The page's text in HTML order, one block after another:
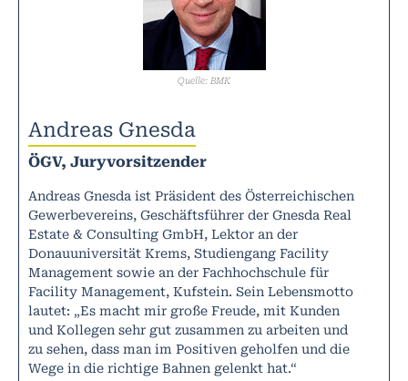
Quelle: BMK
Andreas Gnesda
ÖGV, Juryvorsitzender
Andreas Gnesda ist Präsident des Österreichischen
Gewerbevereins, Geschäftsführer der Gnesda Real
Estate & Consulting GmbH, Lektor an der
Donauuniversität Krems, Studiengang Facility
Management sowie an der Fachhochschule für
Facility Management, Kufstein. Sein Lebensmotto
lautet: „Es macht mir große Freude, mit Kunden
und Kollegen sehr gut zusammen zu arbeiten und
zu sehen, dass man im Positiven geholfen und die
Wege in die richtige Bahnen gelenkt hat.“